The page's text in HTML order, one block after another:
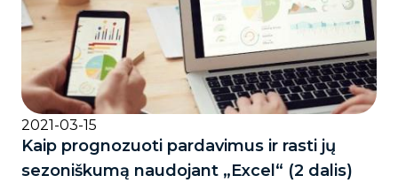
2021-03-15
Kaip prognozuoti pardavimus ir rasti jų
sezoniškumą naudojant „Excel“ (2 dalis)